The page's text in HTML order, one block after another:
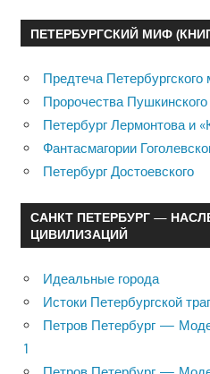
ПЕТЕРБУРГСКИЙ МИФ
Предтеча
Пророчества
Петербург Лермонтова и
Фантасмагории
Петербург Достоевского
САНКТ ПЕТЕРБУРГ —
ЦИВИЛИЗАЦИЙ
Идеальные города
Истоки Петербургской
Петров Петербург —
1